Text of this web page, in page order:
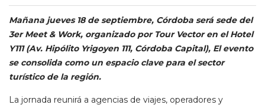
Mañana jueves 18 de septiembre, Córdoba será sede del
3er Meet & Work, organizado por Tour Vector en elHotel
Y111 (Av. Hipólito Yrigoyen 111, Córdoba Capital), El evento
se consolida como un espacio clave para el sector
turístico de la región.
La jornada reunirá a agencias de viajes, operadores y